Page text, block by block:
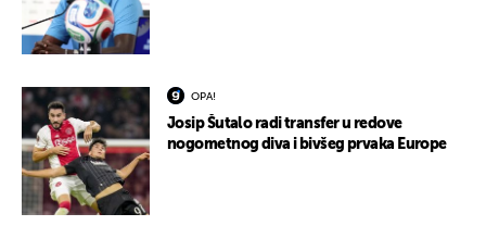
OPA!
Josip Šutalo radi transfer u redove
nogometnog diva i bivšeg prvaka Europe